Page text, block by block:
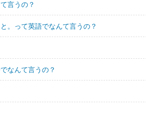
言うの？
。って英語でなんて言うの？
なんて言うの？